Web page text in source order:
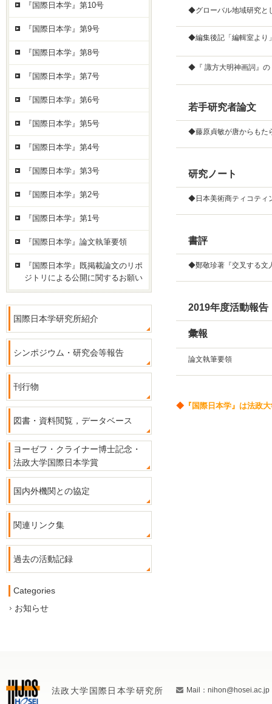
◆グローバル地域研究と
◆編集後記「編輯室より
◆『 諏方大明神画詞』
若手研究者論文
◆藤原貞敏が唐からもた
研究ノート
◆日本美術商ティコティ
書評
◆鄭敬珍著『交叉する文
2019年度活動報告
彙報
論文執筆要領
◆ 『国際日本学』は法政
『国際日本学』第10号
『国際日本学』第9号
『国際日本学』第8号
『国際日本学』第7号
『国際日本学』第6号
『国際日本学』第5号
『国際日本学』第4号
『国際日本学』第3号
『国際日本学』第2号
『国際日本学』第1号
『国際日本学』論文執筆要領
『国際日本学』既掲載論文のリポ
ジトリによる公開に関するお願い
国際日本学研究所紹介
シンポジウム・研究会等報告
刊行物
図書・資料閲覧，データベース
ヨーゼフ・クライナー博士記念・
法政大学国際日本学賞
国内外機関との協定
関連リンク集
過去の活動記録
Categories
お知らせ
法政大学国際日本学研究所 Mail：nihon@hosei.ac.jp